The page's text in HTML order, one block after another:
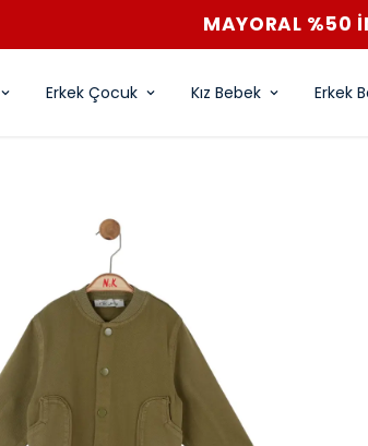
MAYORAL %50
Erkek Çocuk Kız Bebek Erkek